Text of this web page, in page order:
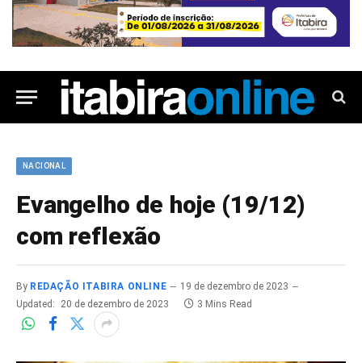
NACIONAL
Evangelho de hoje (19/12)
com reflexão
By REDAÇÃO ITABIRA ONLINE
19 de dezembro de 2023
Updated:
20 de dezembro de 2023 3 Mins Read